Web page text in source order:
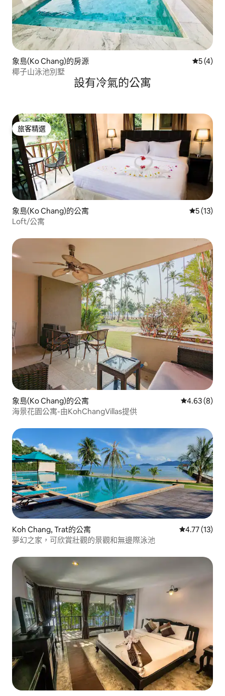
象島(Ko Chang)的房源 從 4 則評
5 (4)
椰子山泳池別墅
設有冷氣的公寓
旅客精選
旅客精選
象島(Ko Chang)的公寓 從 13 則
5 (13)
Loft/公寓
象島(Ko Chang)的公寓 從 8 則評價
4.63 (8)
海景花園公寓-由KohChangVillas提供
Koh Chang, Trat的公寓 從 13 則評價
4.77 (13)
夢幻之家，可欣賞壯觀的景觀和無邊際泳池